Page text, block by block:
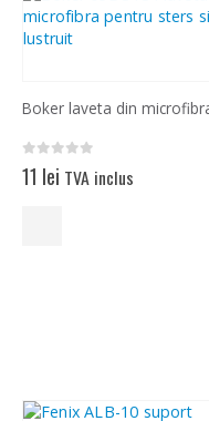
variații.
Opțiunile
alese
pagina
produsului.
0 out of 5
11 lei TVA inclus